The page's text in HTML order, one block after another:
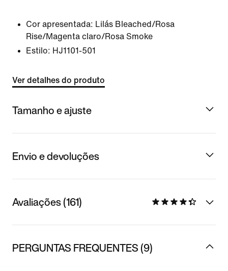
Cor apresentada: Lilás Bleached/Rosa
Rise/Magenta claro/Rosa Smoke
Estilo: HJ1101-501
Ver detalhes do produto
Tamanho e ajuste
Envio e devoluções
Avaliações (161)
PERGUNTAS FREQUENTES (9)